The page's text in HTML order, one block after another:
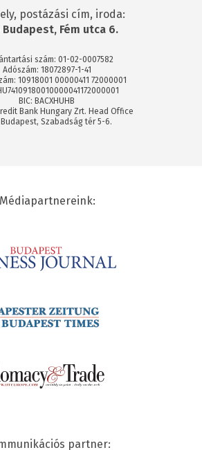
postázási cím, iroda:
Budapest, Fém utca 6.
szám: 01-02-0007582
Adószám: 18072897-1-41
10918001 00000411 72000001
BIC: BACXHUHB
Bank Hungary Zrt. Head Office
Budapest, Szabadság tér 5-6.
Médiapartnereink:
partner: